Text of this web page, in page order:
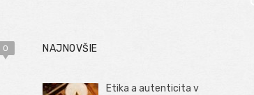
0 NAJNOVŠIE
Etika a autenticita v